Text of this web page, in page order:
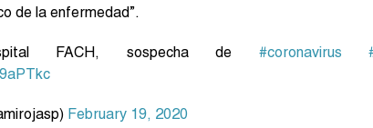
de la enfermedad”.
FACH, sospecha de #coronavirus
February 19, 2020